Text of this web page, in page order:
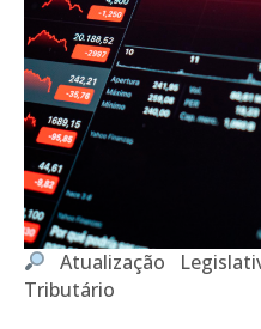
Atualização
Tributário